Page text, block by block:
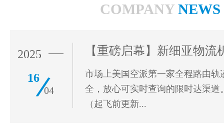
COMPANY NEWS
2025
16
04
市场上美国空派第一家全程路由轨
全，放心可实时查询的限时达渠道
（起飞前更新...